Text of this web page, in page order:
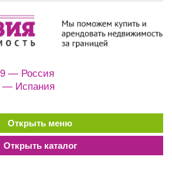
— Россия
— Испания